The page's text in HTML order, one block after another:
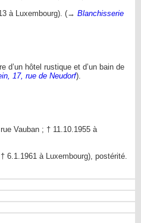
à Luxembourg). (→ Blanchisserie
d’un hôtel rustique et d’un bain de
17, rue de Neudorf).
Vauban ; † 11.10.1955 à
6.1.1961 à Luxembourg), postérité.